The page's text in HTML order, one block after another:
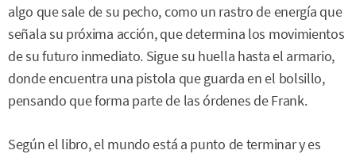
algo que sale de su pecho, como un rastro de energía que
señala su próxima acción, que determina los movimientos
de su futuro inmediato. Sigue su huella hasta el armario,
donde encuentra una pistola que guarda en el bolsillo,
pensando que forma parte de las órdenes de Frank.
Según el libro, el mundo está a punto de terminar y es